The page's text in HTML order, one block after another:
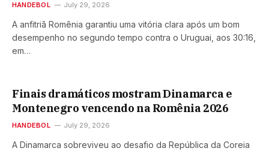
HANDEBOL July 29, 2026
A anfitriã Romênia garantiu uma vitória clara após um bom
desempenho no segundo tempo contra o Uruguai, aos 30:16,
em…
Finais dramáticos mostram Dinamarca e
Montenegro vencendo na Romênia 2026
HANDEBOL July 29, 2026
A Dinamarca sobreviveu ao desafio da República da Coreia